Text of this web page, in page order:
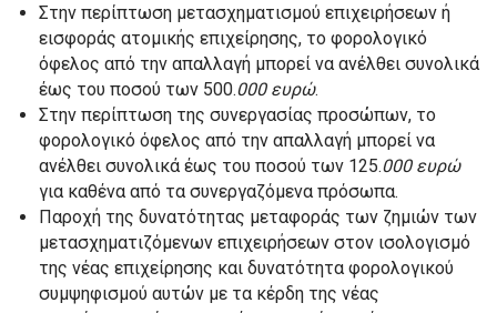
Στην περίπτωση μετασχηματισμού επιχειρήσεων ή
εισφοράς ατομικής επιχείρησης, το φορολογικό
όφελος από την απαλλαγή μπορεί να ανέλθει συνολικά
έως του ποσού των 500.000 ευρώ.
Στην περίπτωση της συνεργασίας προσώπων, το
φορολογικό όφελος από την απαλλαγή μπορεί να
ανέλθει συνολικά έως του ποσού των 125.000 ευρώ
για καθένα από τα συνεργαζόμενα πρόσωπα.
Παροχή της δυνατότητας μεταφοράς των ζημιών των
μετασχηματιζόμενων επιχειρήσεων στον ισολογισμό
της νέας επιχείρησης και δυνατότητα φορολογικού
συμψηφισμού αυτών με τα κέρδη της νέας